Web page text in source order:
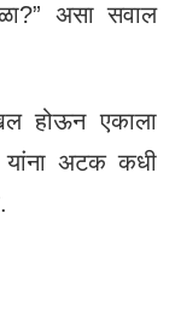
असा सवाल
होऊन एकाला
यांना अटक कधी